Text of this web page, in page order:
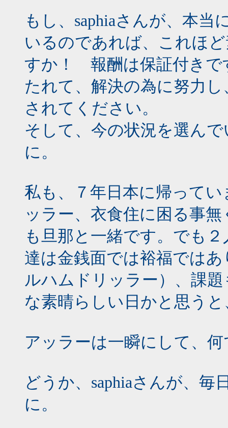
もし、saphiaさんが、本
いるのであれば、これほ
すか！ 報酬は保証付きで
たれて、解決の為に努力
されてください。
そして、今の状況を選ん
に。
私も、７年日本に帰って
ッラー、衣食住に困る事
も旦那と一緒です。でも
達は金銭面では裕福では
ルハムドリッラー）、課
な素晴らしい日かと思う
アッラーは一瞬にして、
どうか、saphiaさんが、
に。